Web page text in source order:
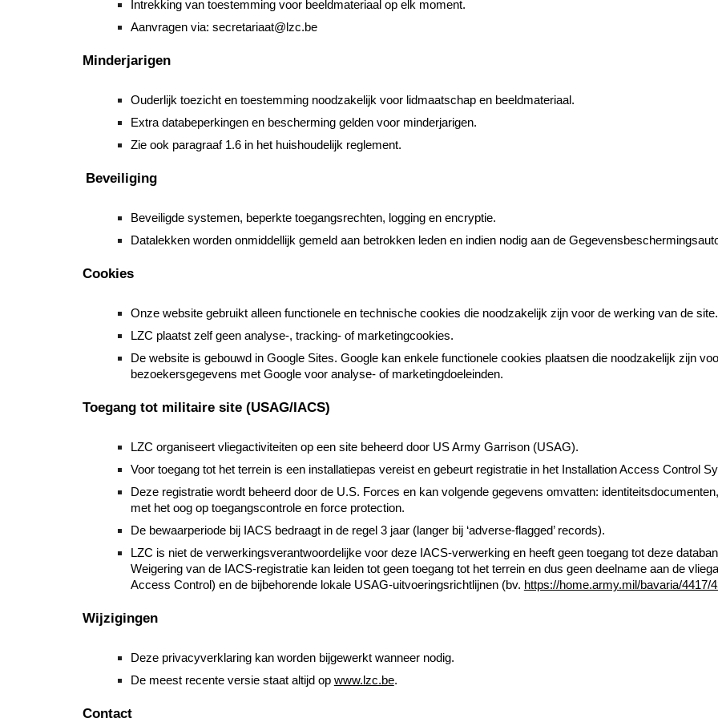
Intrekking van toestemming voor beeldmateriaal op elk moment.
Aanvragen via: secretariaat@lzc.be
Minderjarigen
Ouderlijk toezicht en toestemming noodzakelijk voor lidmaatschap en beeldmateriaal.
Extra databeperkingen en bescherming gelden voor minderjarigen.
Zie ook paragraaf 1.6 in het huishoudelijk reglement.
Beveiliging
Beveiligde systemen, beperkte toegangsrechten, logging en encryptie.
Datalekken worden onmiddellijk gemeld aan betrokken leden en indien nodig aan de
Cookies
Onze website gebruikt alleen functionele en technische cookies die noodzakelijk zijn voor de werking van de site.
LZC plaatst zelf geen analyse-, tracking- of marketingcookies.
De website is gebouwd in Google Sites. Google kan enkele functionele cookies plaatsen die noodzakelijk zijn
bezoekersgegevens met Google voor analyse- of marketingdoeleinden.
Toegang tot militaire site (USAG/IACS)
LZC organiseert vliegactiviteiten op een site beheerd door US Army Garrison (USAG).
Voor toegang tot het terrein is een installatiepas vereist en gebeurt registratie in het Installation Access Control
Deze registratie wordt beheerd door de U.S. Forces en kan volgende gegevens omvatten:
met het oog op toegangscontrole en force protection.
De bewaarperiode bij IACS bedraagt in de regel 3 jaar (langer bij ‘adverse-flagged’ records).
LZC is niet de verwerkingsverantwoordelijke voor deze IACS-verwerking en heeft geen toegang tot deze
Weigering van de IACS-registratie kan leiden tot geen toegang tot het terrein en dus geen deelname aan de
Access Control) en de bijbehorende lokale USAG-uitvoeringsrichtlijnen (bv. https://home.army.mil/bavaria/4417/
Wijzigingen
Deze privacyverklaring kan worden bijgewerkt wanneer nodig.
De meest recente versie staat altijd op www.lzc.be.
Contact